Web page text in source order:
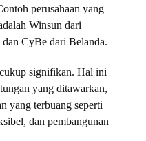
perusahaan yang
Winsun dari
CyBe dari Belanda.
signifikan. Hal ini
yang ditawarkan,
yang terbuang seperti
dan pembangunan